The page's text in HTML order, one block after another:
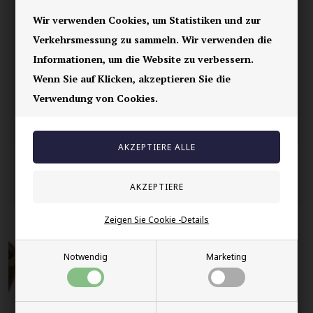
Wir verwenden Cookies, um Statistiken und zur
Verkehrsmessung zu sammeln. Wir verwenden die
Informationen, um die Website zu verbessern.
Wenn Sie auf Klicken, akzeptieren Sie die
Verwendung von Cookies.
Notwendig Marketing
Zeigen Sie Cookie -Details
Ihre Sicherheit
Vorrätig
E-mark webshop
100% nikkelfrei schmuck
Lieferung 2-4 Tage
Andere auch gekauft